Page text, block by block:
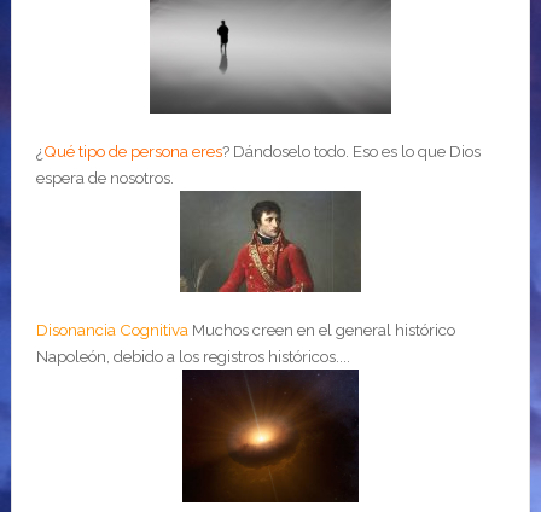
¿Qué tipo de persona eres? Dándoselo todo. Eso es lo que Dios
espera de nosotros.
Disonancia Cognitiva Muchos creen en el general histórico
Napoleón, debido a los registros históricos....